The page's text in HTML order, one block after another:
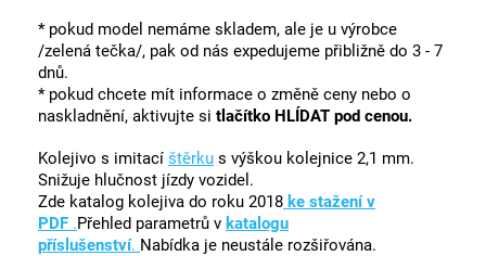
* pokud model nemáme skladem, ale je u výrobce
/zelená tečka/, pak od nás expedujeme přibližně do 3 - 7
dnů.
* pokud chcete mít informace o změně ceny nebo o
naskladnění, aktivujte si tlačítko HLÍDAT pod cenou.
Kolejivo s imitací štěrku s výškou kolejnice 2,1 mm.
Snižuje hlučnost jízdy vozidel.
Zde katalog kolejiva do roku 2018 ke stažení v
PDF .Přehled parametrů v katalogu
příslušenství. Nabídka je neustále rozšiřována.